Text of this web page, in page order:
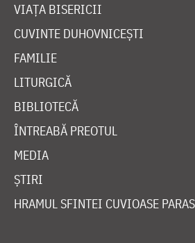
VIAȚA BISERICII
CUVINTE DUHOVNICEȘTI
FAMILIE
LITURGICĂ
BIBLIOTECĂ
ÎNTREABĂ PREOTUL
MEDIA
ȘTIRI
HRAMUL SFINTEI CUVIOASE